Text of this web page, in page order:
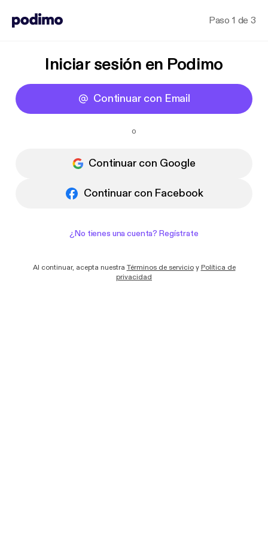
Paso 1 de 3
Iniciar sesión en Podimo
Continuar con Email
o
Continuar con Google
Continuar con Facebook
¿No tienes una cuenta? Regístrate
Al continuar, acepta nuestra Términos de servicio y Política de
privacidad